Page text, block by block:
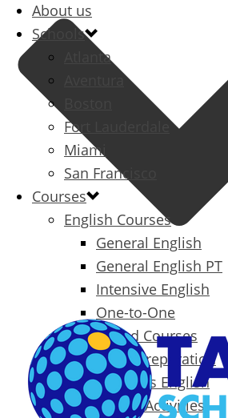
About us
Schools
Atlanta
Aventura
Fort Lauderdale
Miami
San Francisco
Courses
English Courses
General English
General English PT
Intensive English
One-to-One
Specialized Courses
Exam Preparation
Business English
Packages & Activities